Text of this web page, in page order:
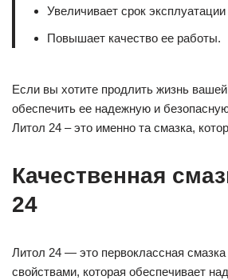
Увеличивает срок эксплуатации
Повышает качество ее работы.
Если вы хотите продлить жизнь вашей
обеспечить ее надежную и
Литол 24 – это именно та смазка,
Качественная
24
Литол 24 — это первоклассная
свойствами, которая обеспечивает